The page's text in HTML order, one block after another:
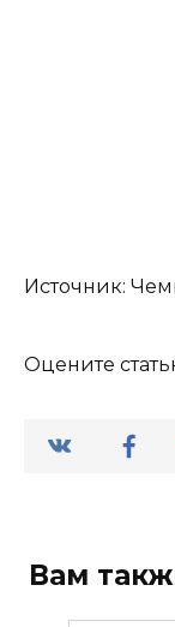
Источник:
Оцените
Вам